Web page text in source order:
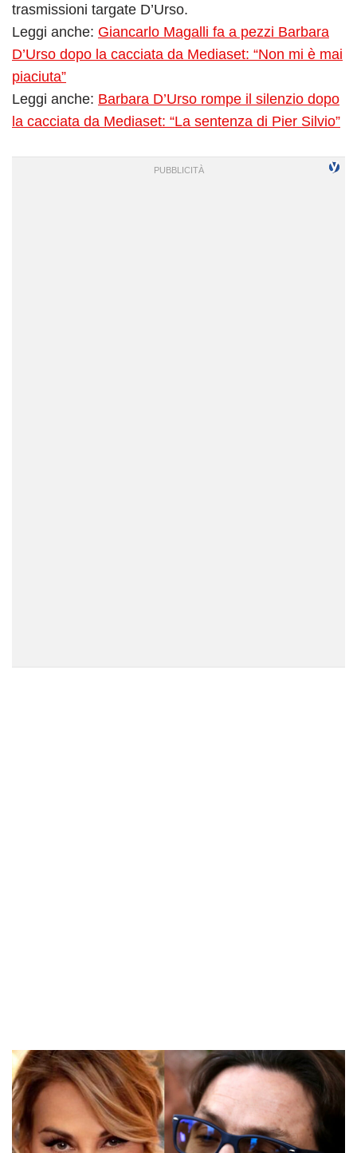
trasmissioni targate D’Urso.
Leggi anche: Giancarlo Magalli fa a pezzi Barbara
D’Urso dopo la cacciata da Mediaset: “Non mi è mai
piaciuta”
Leggi anche: Barbara D’Urso rompe il silenzio dopo
la cacciata da Mediaset: “La sentenza di Pier Silvio”